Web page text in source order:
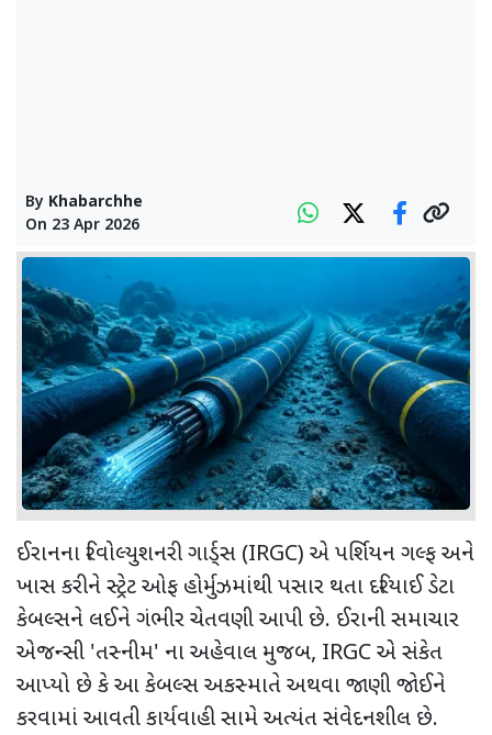
By Khabarchhe
On 23 Apr 2026
ઈરાનના રિવોલ્યુશનરી ગાર્ડ્સ (IRGC) એ પર્શિયન ગલ્ફ અને
ખાસ કરીને સ્ટ્રેટ ઓફ હોર્મુઝમાંથી પસાર થતા દરિયાઈ ડેટા
કેબલ્સને લઈને ગંભીર ચેતવણી આપી છે. ઈરાની સમાચાર
એજન્સી 'તસ્નીમ' ના અહેવાલ મુજબ, IRGCએ સંકેત
આપ્યો છે કે આ કેબલ્સ અકસ્માતે અથવા જાણી જોઈને
કરવામાં આવતી કાર્યવાહી સામે અત્યંત સંવેદનશીલ છે.